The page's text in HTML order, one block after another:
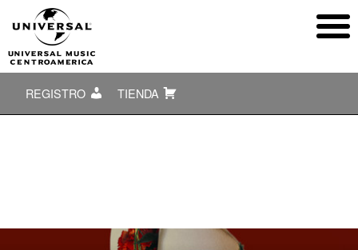
REGISTRO TIENDA